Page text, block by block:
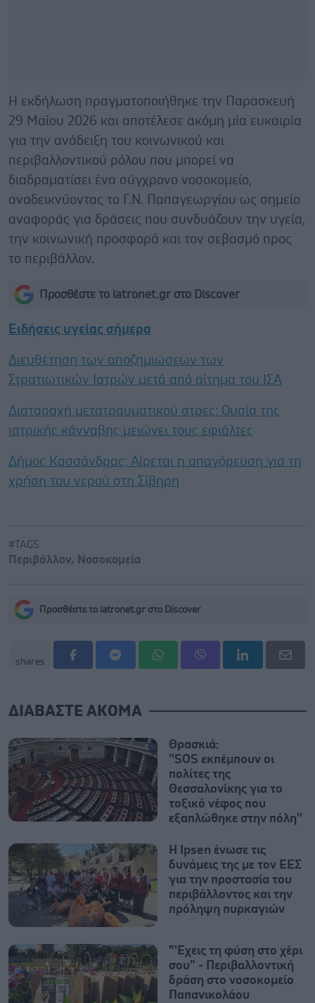
Η εκδήλωση πραγματοποιήθηκε την Παρασκευή
29 Μαΐου 2026 και αποτέλεσε ακόμη μία ευκαιρία
για την ανάδειξη του κοινωνικού και
περιβαλλοντικού ρόλου που μπορεί να
διαδραματίσει ένα σύγχρονο νοσοκομείο,
αναδεικνύοντας το Γ.Ν. Παπαγεωργίου ως σημείο
αναφοράς για δράσεις που συνδυάζουν την υγεία,
την κοινωνική προσφορά και τον σεβασμό προς
το περιβάλλον.
Προσθέστε το iatronet.gr στο Discover
Ειδήσεις υγείας σήμερα
Διευθέτηση των αποζημιώσεων των
Στρατιωτικών Ιατρών μετά από αίτημα του ΙΣΑ
Διαταραχή μετατραυματικού στρες: Ουσία της
ιατρικής κάνναβης μειώνει τους εφιάλτες
Δήμος Κασσάνδρας: Αίρεται η απαγόρευση για τη
χρήση του νερού στη Σίβηρη
#TAGS
Περιβάλλον, Νοσοκομεία
Προσθέστε το iatronet.gr στο Discover
shares
ΔΙΑΒΑΣΤΕ ΑΚΟΜΑ
Θρασκιά:
''SOS εκπέμπουν οι
πολίτες της
Θεσσαλονίκης για το
τοξικό νέφος που
εξαπλώθηκε στην πόλη''
Η Ipsen ένωσε τις
δυνάμεις της με τον ΕΕΣ
για την προστασία του
περιβάλλοντος και την
πρόληψη πυρκαγιών
"'Εχεις τη φύση στο χέρι
σου" - Περιβαλλοντική
δράση στο νοσοκομείο
Παπανικολάου